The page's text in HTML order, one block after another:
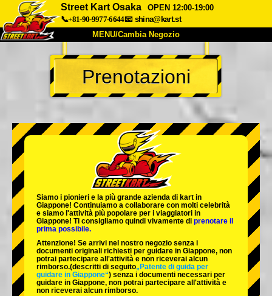
Street Kart Osaka
OPEN 12:00-19:00
📞+81-90-9977-6644📧 shina@kart.st
MENU/Cambia Negozio
INIZIO
Chi Siamo Specifiche Prezzo
Azienda Prenotazioni
Cambia Negozio
Tokyo Shinagawa Tokyo Akihabara#1
Tokyo Akihabara#2
Tokyo Shibuya Annex Tokyo Bay
Tokyo Asakusa Osaka
Okinawa
Prenotazioni
Siamo i pionieri e la più grande azienda di kart in
Giappone! Continuiamo a collaborare con molti celebrità
e siamo l'attività più popolare per i viaggiatori in
Giappone! Ti consigliamo quindi vivamente di prenotare il
prima possibile.
Attenzione! Se arrivi nel nostro negozio senza i
documenti originali richiesti per guidare in Giappone, non
potrai partecipare all'attività e non riceverai alcun
rimborso.(descritti di seguito„Patente di guida per
guidare in Giappone“) senza i documenti necessari per
guidare in Giappone, non potrai partecipare all'attività e
non riceverai alcun rimborso.